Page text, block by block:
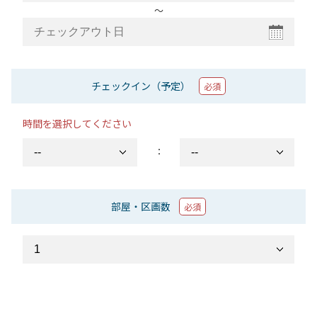
〜
チェックイン（予定） 必須
時間を選択してください
：
部屋・区画数 必須